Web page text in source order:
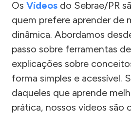
Os Vídeos do Sebrae/PR
quem prefere aprender de
dinâmica. Abordamos
passo sobre ferramentas
explicações sobre
forma simples e acessível.
daqueles que aprende
prática, nossos vídeos são